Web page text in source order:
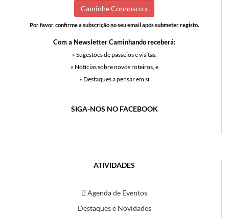
Por favor, confirme a subscrição no seu email após submeter registo.
Com a Newsletter Caminhando receberá:
» Sugestões de passeios e visitas,
» Notícias sobre novos roteiros, e
» Destaques a pensar em si
SIGA-NOS NO FACEBOOK
ATIVIDADES
Agenda de Eventos
Destaques e Novidades